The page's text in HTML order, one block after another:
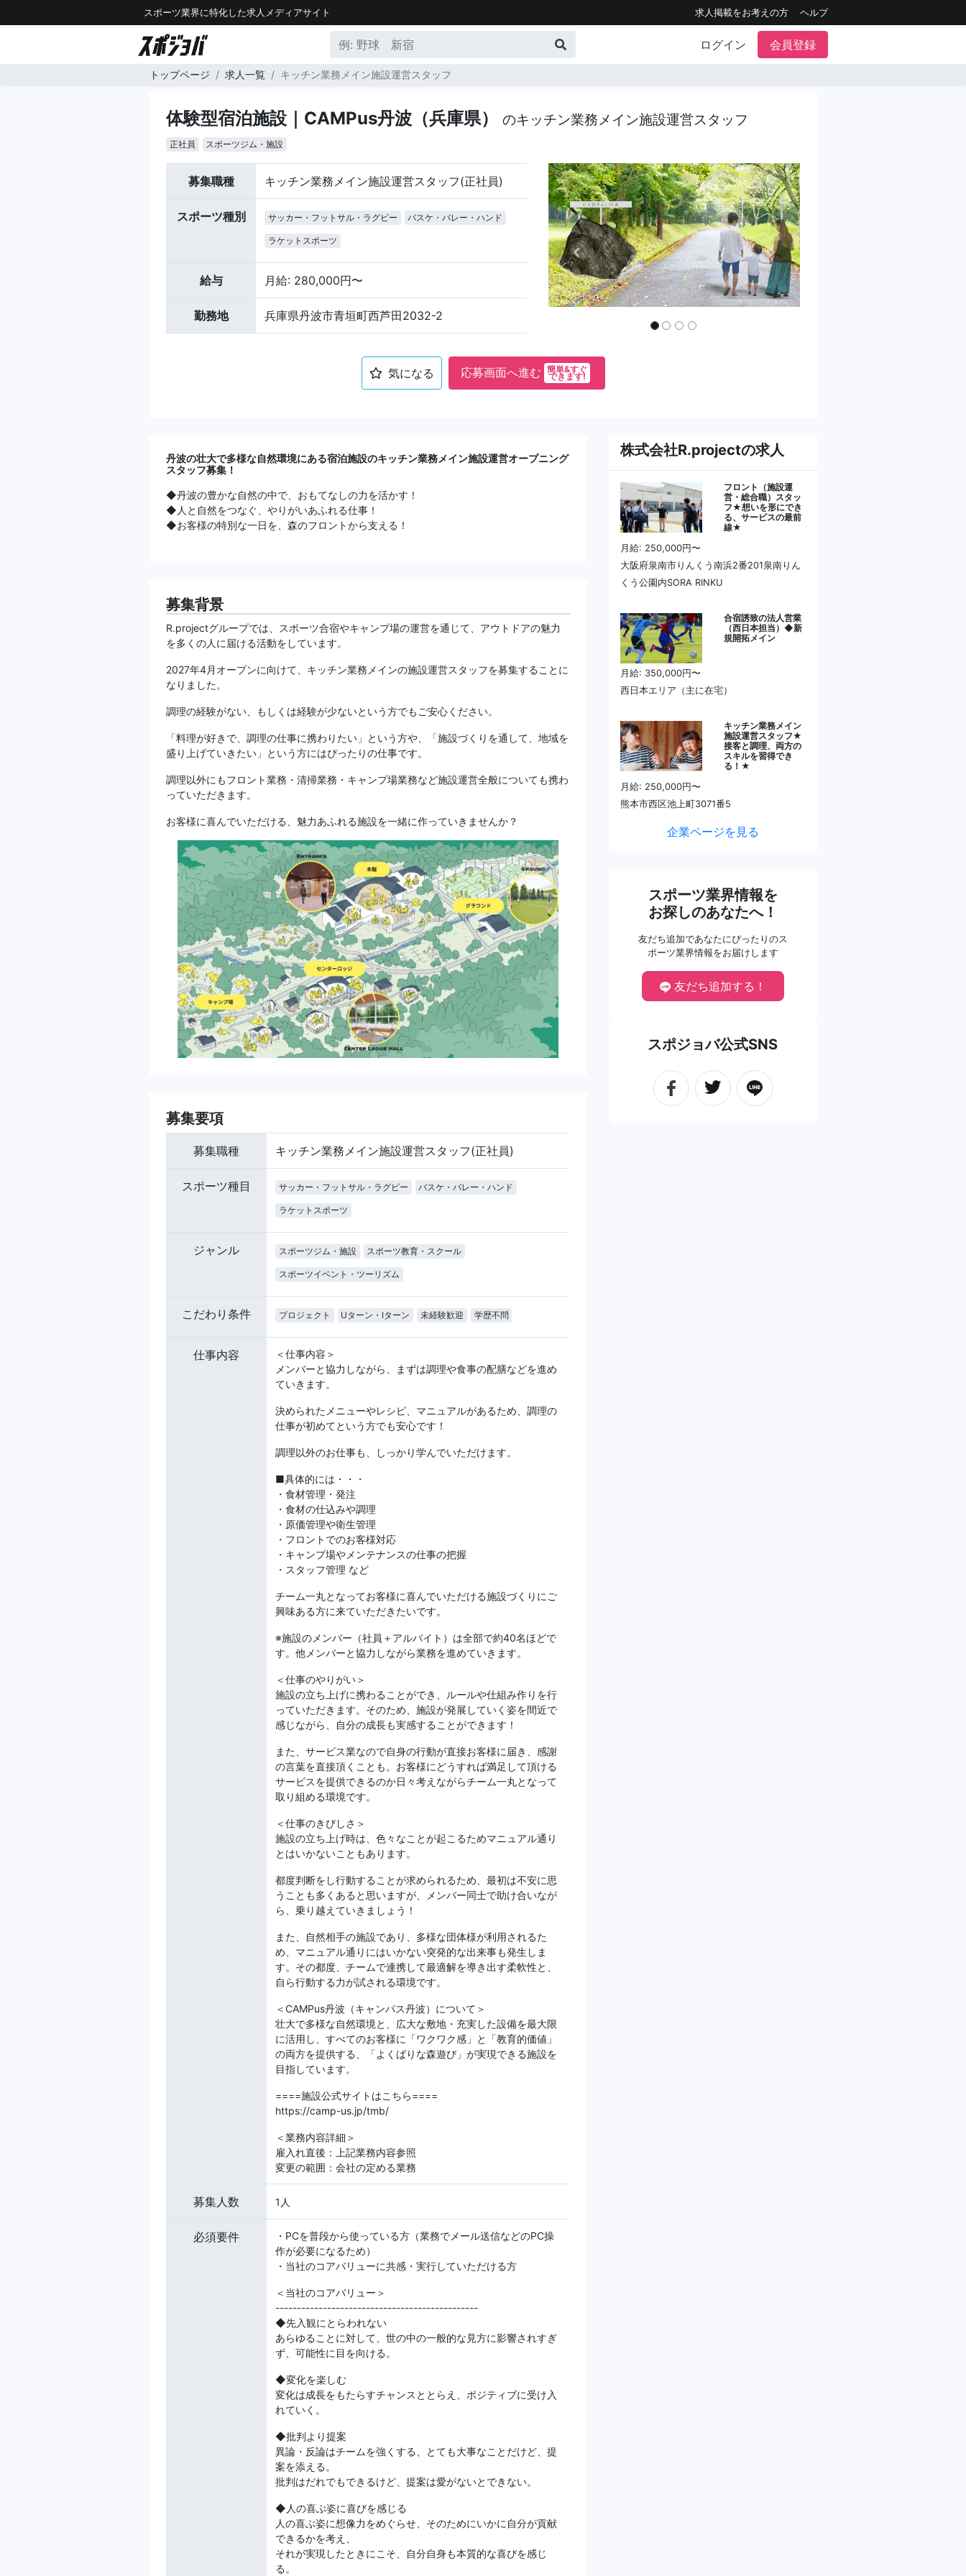
スポーツ業界に特化した求人メディアサイト 求人掲載をお考えの方 ヘルプ
ログイン 会員登録
トップページ 求人一覧 キッチン業務メイン施設運営スタッフ
体験型宿泊施設｜CAMPus丹波（兵庫県） のキッチン業務メイン施設運営スタッフ
正社員 スポーツジム・施設
募集職種 キッチン業務メイン施設運営スタッフ(正社員)
スポーツ種別 サッカー・フットサル・ラグビー バスケ・バレー・ハンド
ラケットスポーツ
給与 月給: 280,000円〜
勤務地 兵庫県丹波市青垣町西芦田2032-2
気になる 応募画面へ進む 簡単&すぐ
できます!
丹波の壮大で多様な自然環境にある宿泊施設のキッチン業務メイン施設運営オープニング
スタッフ募集！
◆丹波の豊かな自然の中で、おもてなしの力を活かす！
◆人と自然をつなぐ、やりがいあふれる仕事！
◆お客様の特別な一日を、森のフロントから支える！
募集背景
R.projectグループでは、スポーツ合宿やキャンプ場の運営を通じて、アウトドアの魅力
を多くの人に届ける活動をしています。
2027年4月オープンに向けて、キッチン業務メインの施設運営スタッフを募集することに
なりました。
調理の経験がない、もしくは経験が少ないという方でもご安心ください。
「料理が好きで、調理の仕事に携わりたい」という方や、「施設づくりを通して、地域を
盛り上げていきたい」という方にはぴったりの仕事です。
調理以外にもフロント業務・清掃業務・キャンプ場業務など施設運営全般についても携わ
っていただきます。
お客様に喜んでいただける、魅力あふれる施設を一緒に作っていきませんか？
募集要項
募集職種 キッチン業務メイン施設運営スタッフ(正社員)
スポーツ種目 サッカー・フットサル・ラグビー バスケ・バレー・ハンド
ラケットスポーツ
ジャンル スポーツジム・施設 スポーツ教育・スクール
スポーツイベント・ツーリズム
こだわり条件 プロジェクト Uターン・Iターン 未経験歓迎 学歴不問
仕事内容
＜仕事内容＞
メンバーと協力しながら、まずは調理や食事の配膳などを進め
ていきます。
決められたメニューやレシピ、マニュアルがあるため、調理の
仕事が初めてという方でも安心です！
調理以外のお仕事も、しっかり学んでいただけます。
■具体的には・・・
・食材管理・発注
・食材の仕込みや調理
・原価管理や衛生管理
・フロントでのお客様対応
・キャンプ場やメンテナンスの仕事の把握
・スタッフ管理 など
チーム一丸となってお客様に喜んでいただける施設づくりにご
興味ある方に来ていただきたいです。
※施設のメンバー（社員＋アルバイト）は全部で約40名ほどで
す。他メンバーと協力しながら業務を進めていきます。
＜仕事のやりがい＞
施設の立ち上げに携わることができ、ルールや仕組み作りを行
っていただきます。そのため、施設が発展していく姿を間近で
感じながら、自分の成長も実感することができます！
また、サービス業なので自身の行動が直接お客様に届き、感謝
の言葉を直接頂くことも。お客様にどうすれば満足して頂ける
サービスを提供できるのか日々考えながらチーム一丸となって
取り組める環境です。
＜仕事のきびしさ＞
施設の立ち上げ時は、色々なことが起こるためマニュアル通り
とはいかないこともあります。
都度判断をし行動することが求められるため、最初は不安に思
うことも多くあると思いますが、メンバー同士で助け合いなが
ら、乗り越えていきましょう！
また、自然相手の施設であり、多様な団体様が利用されるた
め、マニュアル通りにはいかない突発的な出来事も発生しま
す。その都度、チームで連携して最適解を導き出す柔軟性と、
自ら行動する力が試される環境です。
＜CAMPus丹波（キャンパス丹波）について＞
壮大で多様な自然環境と、広大な敷地・充実した設備を最大限
に活用し、すべてのお客様に「ワクワク感」と「教育的価値」
の両方を提供する、「よくばりな森遊び」が実現できる施設を
目指しています。
====施設公式サイトはこちら====
https://camp-us.jp/tmb/
＜業務内容詳細＞
雇入れ直後：上記業務内容参照
変更の範囲：会社の定める業務
募集人数 1人
必須要件
・PCを普段から使っている方（業務でメール送信などのPC操
作が必要になるため）
・当社のコアバリューに共感・実行していただける方
＜当社のコアバリュー＞
-----------------------------------------------
◆先入観にとらわれない
あらゆることに対して、世の中の一般的な見方に影響されすぎ
ず、可能性に目を向ける。
◆変化を楽しむ
変化は成長をもたらすチャンスととらえ、ポジティブに受け入
れていく。
◆批判より提案
異論・反論はチームを強くする、とても大事なことだけど、提
案を添える。
批判はだれでもできるけど、提案は愛がないとできない。
◆人の喜ぶ姿に喜びを感じる
人の喜ぶ姿に想像力をめぐらせ、そのためにいかに自分が貢献
できるかを考え、
それが実現したときにこそ、自分自身も本質的な喜びを感じ
る。
株式会社R.projectの求人
フロント（施設運
営・総合職）スタッ
フ★想いを形にでき
る、サービスの最前
線★
月給: 250,000円〜
大阪府泉南市りんくう南浜2番201泉南りん
くう公園内SORA RINKU
合宿誘致の法人営業
（西日本担当）◆新
規開拓メイン
月給: 350,000円〜
西日本エリア（主に在宅）
キッチン業務メイン
施設運営スタッフ★
接客と調理、両方の
スキルを習得でき
る！★
月給: 250,000円〜
熊本市西区池上町3071番5
企業ページを見る
スポーツ業界情報を
お探しのあなたへ！
友だち追加であなたにぴったりのス
ポーツ業界情報をお届けします
友だち追加する！
スポジョバ公式SNS